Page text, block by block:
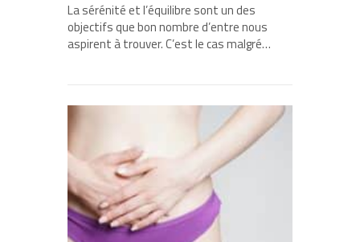
La sérénité et l’équilibre sont un des
objectifs que bon nombre d’entre nous
aspirent à trouver. C’est le cas malgré…